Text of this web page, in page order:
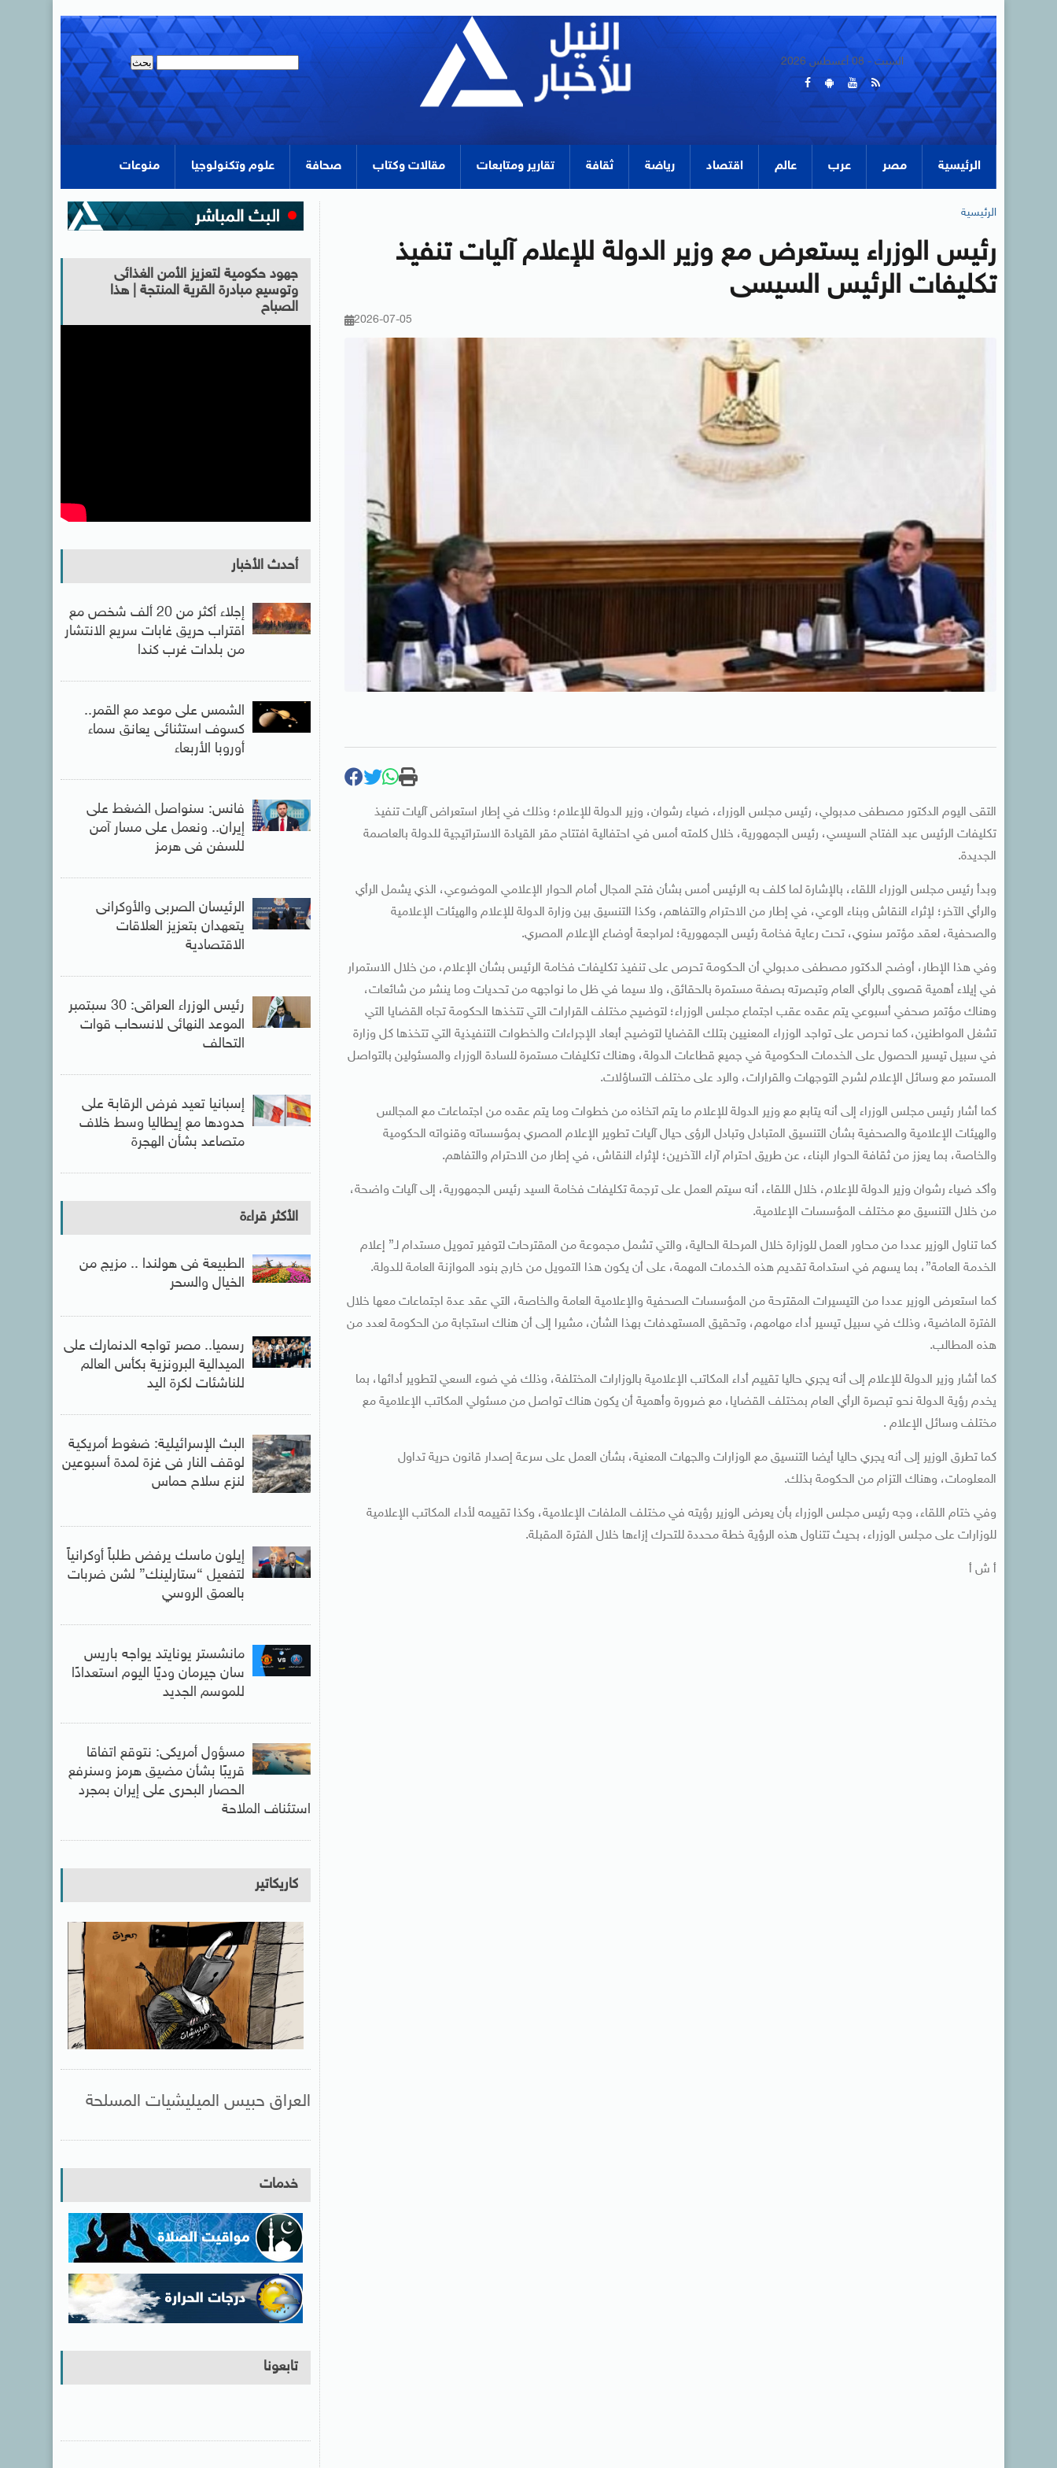
السبت - 08 أغسطس 2026
الرئيسية مصر عرب عالم اقتصاد رياضة ثقافة تقارير ومتابعات مقالات وكتاب صحافة علوم وتكنولوجيا منوعات
الرئيسية
رئيس الوزراء يستعرض مع وزير الدولة للإعلام آليات تنفيذ
تكليفات الرئيس السيسى
2026-07-05
التقى اليوم الدكتور مصطفى مدبولي، رئيس مجلس الوزراء، ضياء رشوان، وزير الدولة للإعلام؛ وذلك في إطار استعراض آليات تنفيذ
تكليفات الرئيس عبد الفتاح السيسي، رئيس الجمهورية، خلال كلمته أمس في احتفالية افتتاح مقر القيادة الاستراتيجية للدولة بالعاصمة
الجديدة.
وبدأ رئيس مجلس الوزراء اللقاء، بالإشارة لما كلف به الرئيس أمس بشأن فتح المجال أمام الحوار الإعلامي الموضوعي، الذي يشمل الرأي
والرأي الآخر؛ لإثراء النقاش وبناء الوعي، في إطار من الاحترام والتفاهم، وكذا التنسيق بين وزارة الدولة للإعلام والهيئات الإعلامية
والصحفية، لعقد مؤتمر سنوي، تحت رعاية فخامة رئيس الجمهورية؛ لمراجعة أوضاع الإعلام المصري.
وفي هذا الإطار، أوضح الدكتور مصطفى مدبولي أن الحكومة تحرص على تنفيذ تكليفات فخامة الرئيس بشأن الإعلام، من خلال الاستمرار
في إيلاء أهمية قصوى بالرأي العام وتبصرته بصفة مستمرة بالحقائق، ولا سيما في ظل ما نواجهه من تحديات وما ينشر من شائعات،
وهناك مؤتمر صحفي أسبوعي يتم عقده عقب اجتماع مجلس الوزراء؛ لتوضيح مختلف القرارات التي تتخذها الحكومة تجاه القضايا التي
تشغل المواطنين، كما نحرص على تواجد الوزراء المعنيين بتلك القضايا لتوضيح أبعاد الإجراءات والخطوات التنفيذية التي تتخذها كل وزارة
في سبيل تيسير الحصول على الخدمات الحكومية في جميع قطاعات الدولة، وهناك تكليفات مستمرة للسادة الوزراء والمسئولين بالتواصل
المستمر مع وسائل الإعلام لشرح التوجهات والقرارات، والرد على مختلف التساؤلات.
كما أشار رئيس مجلس الوزراء إلى أنه يتابع مع وزير الدولة للإعلام ما يتم اتخاذه من خطوات وما يتم عقده من اجتماعات مع المجالس
والهيئات الإعلامية والصحفية بشأن التنسيق المتبادل وتبادل الرؤى حيال آليات تطوير الإعلام المصري بمؤسساته وقنواته الحكومية
والخاصة، بما يعزز من ثقافة الحوار البناء، عن طريق احترام آراء الآخرين؛ لإثراء النقاش، في إطار من الاحترام والتفاهم.
وأكد ضياء رشوان وزير الدولة للإعلام، خلال اللقاء، أنه سيتم العمل على ترجمة تكليفات فخامة السيد رئيس الجمهورية، إلى آليات واضحة،
من خلال التنسيق مع مختلف المؤسسات الإعلامية.
كما تناول الوزير عددا من محاور العمل للوزارة خلال المرحلة الحالية، والتي تشمل مجموعة من المقترحات لتوفير تمويل مستدام لـ” إعلام
الخدمة العامة”، بما يسهم في استدامة تقديم هذه الخدمات المهمة، على أن يكون هذا التمويل من خارج بنود الموازنة العامة للدولة.
كما استعرض الوزير عددا من التيسيرات المقترحة من المؤسسات الصحفية والإعلامية العامة والخاصة، التي عقد عدة اجتماعات معها خلال
الفترة الماضية، وذلك في سبيل تيسير أداء مهامهم، وتحقيق المستهدفات بهذا الشأن، مشيرا إلى أن هناك استجابة من الحكومة لعدد من
هذه المطالب.
كما أشار وزير الدولة للإعلام إلى أنه يجري حاليا تقييم أداء المكاتب الإعلامية بالوزارات المختلفة، وذلك في ضوء السعي لتطوير أدائها، بما
يخدم رؤية الدولة نحو تبصرة الرأي العام بمختلف القضايا، مع ضرورة وأهمية أن يكون هناك تواصل من مسئولي المكاتب الإعلامية مع
مختلف وسائل الإعلام .
كما تطرق الوزير إلى أنه يجري حاليا أيضا التنسيق مع الوزارات والجهات المعنية، بشأن العمل على سرعة إصدار قانون حرية تداول
المعلومات، وهناك التزام من الحكومة بذلك.
وفي ختام اللقاء، وجه رئيس مجلس الوزراء بأن يعرض الوزير رؤيته في مختلف الملفات الإعلامية، وكذا تقييمه لأداء المكاتب الإعلامية
للوزارات على مجلس الوزراء، بحيث تتناول هذه الرؤية خطة محددة للتحرك إزاءها خلال الفترة المقبلة.
أ ش أ
جهود حكومية لتعزيز الأمن الغذائى
وتوسيع مبادرة القرية المنتجة | هذا
الصباح
أحدث الأخبار
إجلاء أكثر من 20 ألف شخص مع
اقتراب حريق غابات سريع الانتشار
من بلدات غرب كندا
الشمس على موعد مع القمر..
كسوف استثنائى يعانق سماء
أوروبا الأربعاء
فانس: سنواصل الضغط على
إيران.. ونعمل على مسار آمن
للسفن فى هرمز
الرئيسان الصربى والأوكرانى
يتعهدان بتعزيز العلاقات
الاقتصادية
رئيس الوزراء العراقى: 30 سبتمبر
الموعد النهائى لانسحاب قوات
التحالف
إسبانيا تعيد فرض الرقابة على
حدودها مع إيطاليا وسط خلاف
متصاعد بشأن الهجرة
الأكثر قراءة
الطبيعة فى هولندا .. مزيج من
الخيال والسحر
رسميا.. مصر تواجه الدنمارك على
الميدالية البرونزية بكأس العالم
للناشئات لكرة اليد
البث الإسرائيلية: ضغوط أمريكية
لوقف النار فى غزة لمدة أسبوعين
لنزع سلاح حماس
إيلون ماسك يرفض طلباً أوكرانياً
لتفعيل “ستارلينك” لشن ضربات
بالعمق الروسي
مانشستر يونايتد يواجه باريس
سان جيرمان وديًا اليوم استعدادًا
للموسم الجديد
مسؤول أمريكى: نتوقع اتفاقا
قريبًا بشأن مضيق هرمز وسنرفع
الحصار البحرى على إيران بمجرد
استئناف الملاحة
كاريكاتير
العراق حبيس الميليشيات المسلحة
خدمات
تابعونا